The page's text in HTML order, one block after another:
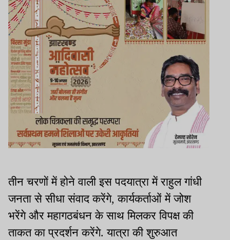
तीन चरणों में होने वाली इस पदयात्रा में राहुल गांधी
जनता से सीधा संवाद करेंगे, कार्यकर्ताओं में जोश
भरेंगे और महागठबंधन के साथ मिलकर विपक्ष की
ताकत का प्रदर्शन करेंगे. यात्रा की शुरुआत